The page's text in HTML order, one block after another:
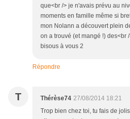
que<br /> je n'avais prévu au
moments en famille même si
mon Nolann a découvert plein
on a trouvé (et mangé !) des<br
bisous à vous 2
Répondre
T Thérèse74 27/08/2014 18:21
Trop bien chez toi, tu fais de